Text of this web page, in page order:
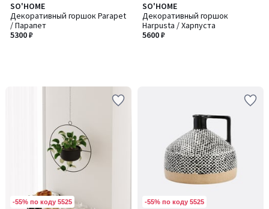
SO'HOME
Декоративный горшок Parapet
/ Парапет
5300 ₽
SO'HOME
Декоративный горшок
Harpusta / Харпуста
5600 ₽
-55% по коду 5525 -55% по коду 5525